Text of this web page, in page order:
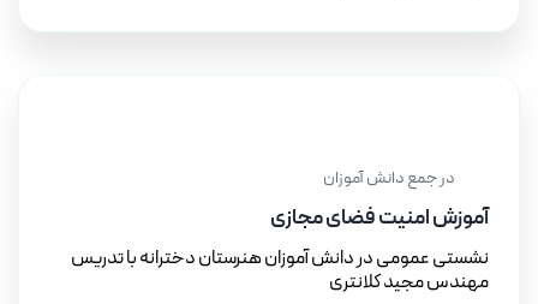
در جمع دانش آموزان
آموزش امنیت فضای مجازی
نشستی عمومی در دانش آموزان هنرستان دخترانه با تدریس
مهندس مجید کلانتری